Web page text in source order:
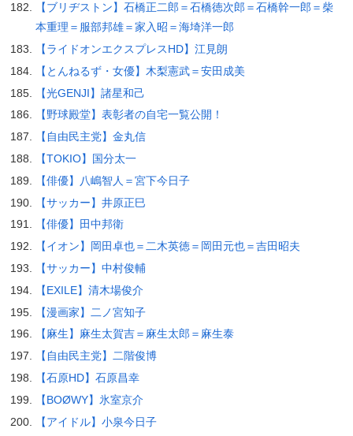
【ブリヂストン】石橋正二郎＝石橋徳次郎＝石橋幹一郎＝柴
本重理＝服部邦雄＝家入昭＝海埼洋一郎
【ライドオンエクスプレスHD】江見朗
【とんねるず・女優】木梨憲武＝安田成美
【光GENJI】諸星和己
【野球殿堂】表彰者の自宅一覧公開！
【自由民主党】金丸信
【TOKIO】国分太一
【俳優】八嶋智人＝宮下今日子
【サッカー】井原正巳
【俳優】田中邦衛
【イオン】岡田卓也＝二木英徳＝岡田元也＝吉田昭夫
【サッカー】中村俊輔
【EXILE】清木場俊介
【漫画家】二ノ宮知子
【麻生】麻生太賀吉＝麻生太郎＝麻生泰
【自由民主党】二階俊博
【石原HD】石原昌幸
【BOØWY】氷室京介
【アイドル】小泉今日子